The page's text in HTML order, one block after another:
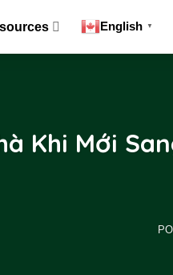
English ▼
Khi Mới